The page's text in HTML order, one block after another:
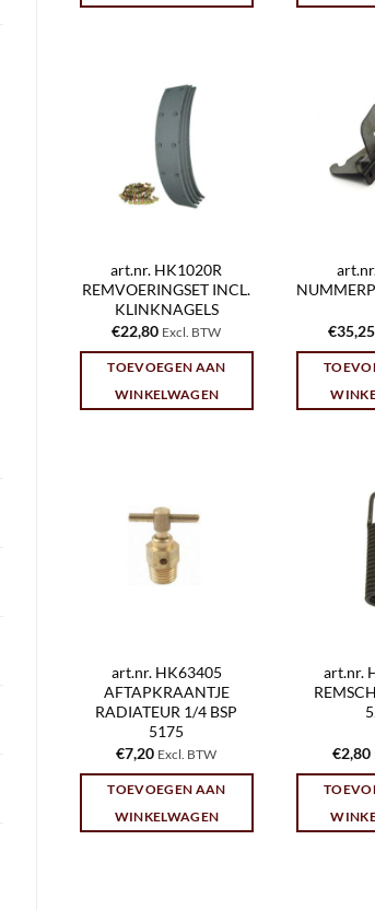
art.nr. HK1020R
REMVOERINGSET INCL.
KLINKNAGELS
€22,80 Excl. BTW
TOEVOEGEN AAN
WINKELWAGEN
€35,25
art.nr. HK63405
AFTAPKRAANTJE
RADIATEUR 1/4 BSP
5175
€7,20 Excl. BTW
TOEVOEGEN AAN
WINKELWAGEN
art.nr.
€2,80